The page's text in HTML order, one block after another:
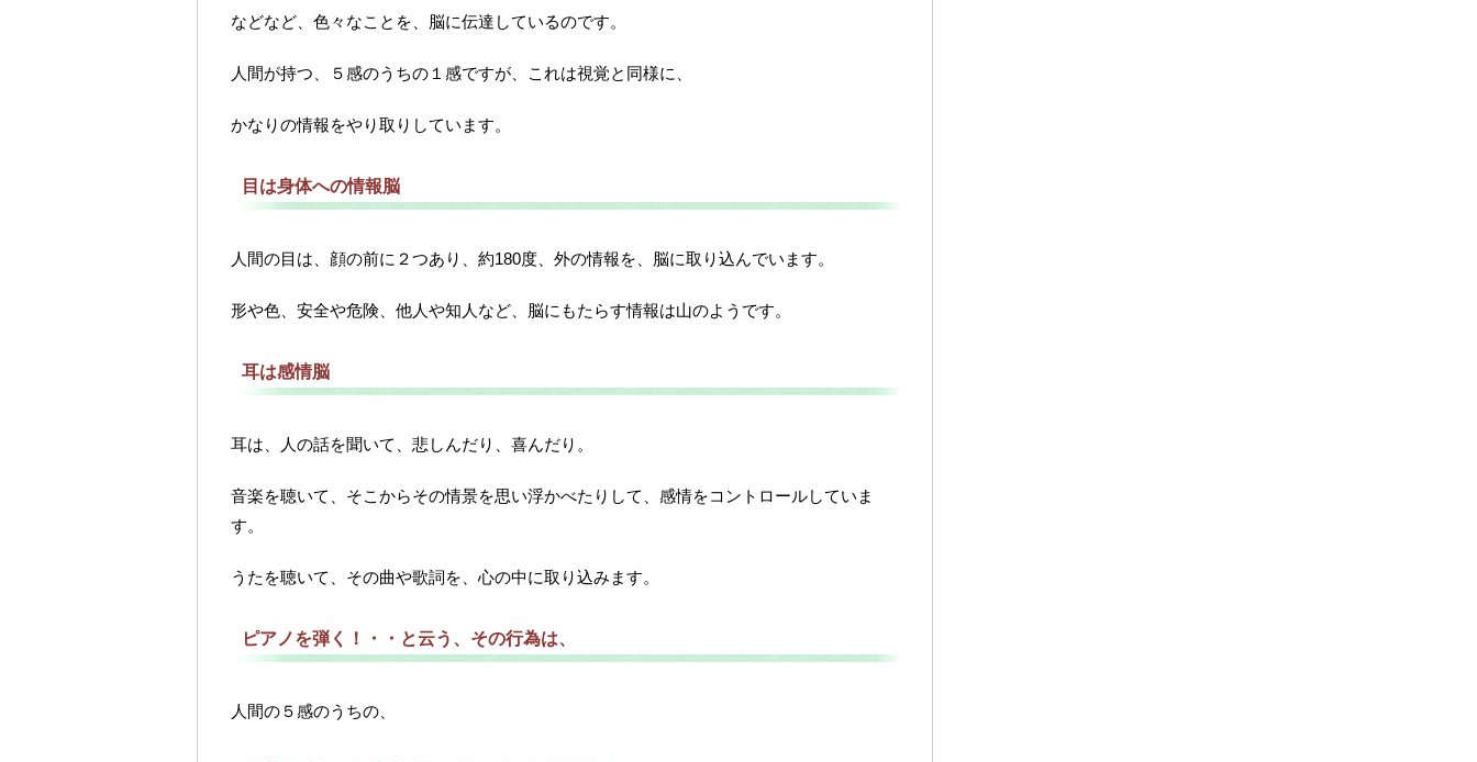
などなど、色々なことを、脳に伝達しているのです。
人間が持つ、５感のうちの１感ですが、これは視覚と同様に、
かなりの情報をやり取りしています。
目は身体への情報脳
人間の目は、顔の前に２つあり、約180度、外の情報を、脳に取り込んでいます。
形や色、安全や危険、他人や知人など、脳にもたらす情報は山のようです。
耳は感情脳
耳は、人の話を聞いて、悲しんだり、喜んだり。
音楽を聴いて、そこからその情景を思い浮かべたりして、感情をコントロールしていま
す。
うたを聴いて、その曲や歌詞を、心の中に取り込みます。
ピアノを弾く！・・と云う、その行為は、
人間の５感のうちの、